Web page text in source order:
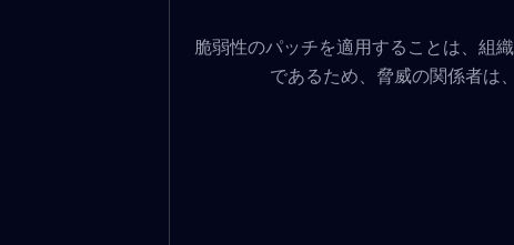
脆弱性のパッチを適用することは、組
であるため、脅威の関係者は